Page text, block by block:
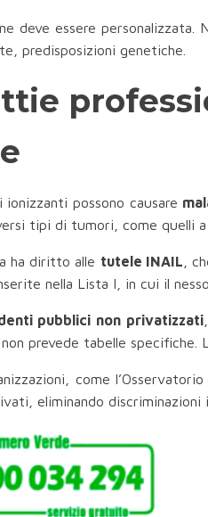
deve essere
predisposizioni genetiche.
ionizzanti possono causare
tipi di tumori, come quelli
ha diritto alle tutele INAIL ,
nella Lista I, in cui il
pubblici non privatizzati
prevede tabelle specifiche.
come
eliminando